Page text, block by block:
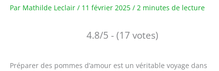
Par Mathilde Leclair / 11 février 2025 / 2 minutes de lecture
4.8/5 - (17 votes)
Préparer des pommes d’amour est un véritable voyage dans